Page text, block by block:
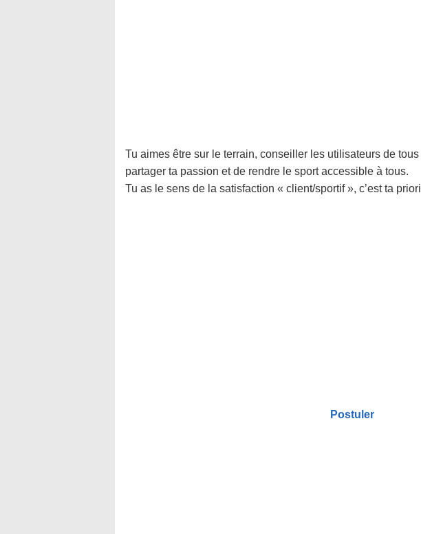
Tu aimes être sur le terrain, conseiller les utilisateurs de
partager ta passion et de rendre le sport accessible à tous.
Tu as le sens de la satisfaction « client/sportif », c’est ta
Postuler